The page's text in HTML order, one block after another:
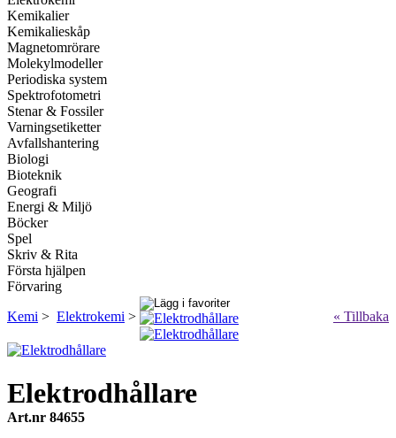
Kemikalier
Kemikalieskåp
Magnetomrörare
Molekylmodeller
Periodiska system
Spektrofotometri
Stenar & Fossiler
Varningsetiketter
Avfallshantering
Biologi
Bioteknik
Geografi
Energi & Miljö
Böcker
Spel
Skriv & Rita
Första hjälpen
Förvaring
Kemi > Elektrokemi > « Tillbaka
Elektrodhållare
Art.nr 84655